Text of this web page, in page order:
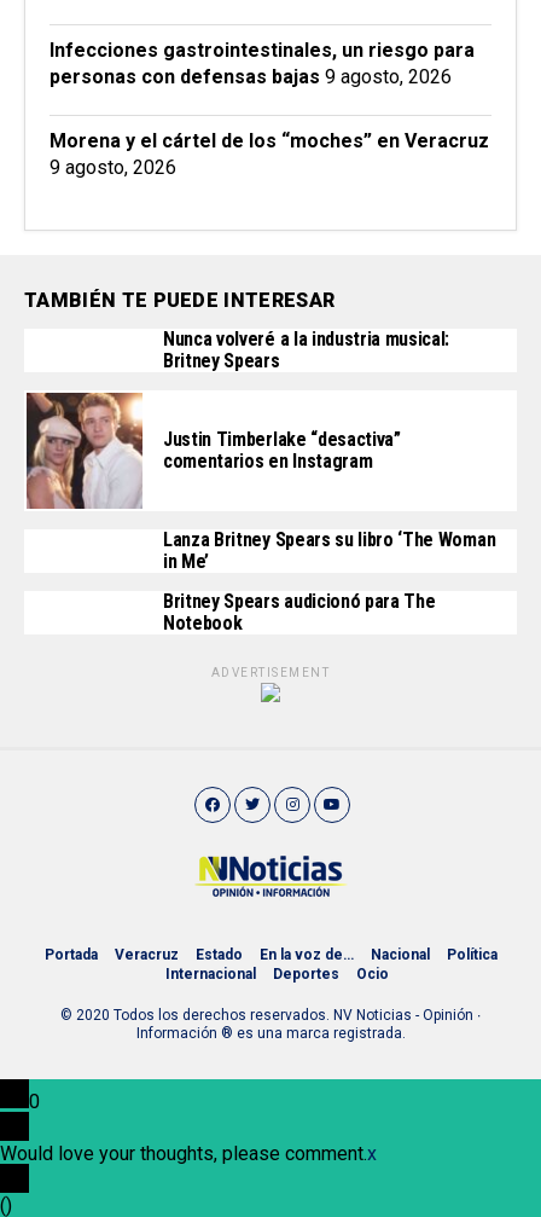
Infecciones gastrointestinales, un riesgo para
personas con defensas bajas 9 agosto, 2026
Morena y el cártel de los “moches” en Veracruz
9 agosto, 2026
TAMBIÉN TE PUEDE INTERESAR
Nunca volveré a la industria musical:
Britney Spears
Justin Timberlake “desactiva”
comentarios en Instagram
Lanza Britney Spears su libro ‘The Woman
in Me’
Britney Spears audicionó para The
Notebook
ADVERTISEMENT
Portada Veracruz Estado En la voz de… Nacional
Política
Internacional
Deportes Ocio
© 2020 Todos los derechos reservados. NV Noticias - Opinión ∙
Información ® es una marca registrada.
0
Would love your thoughts, please comment.x
()